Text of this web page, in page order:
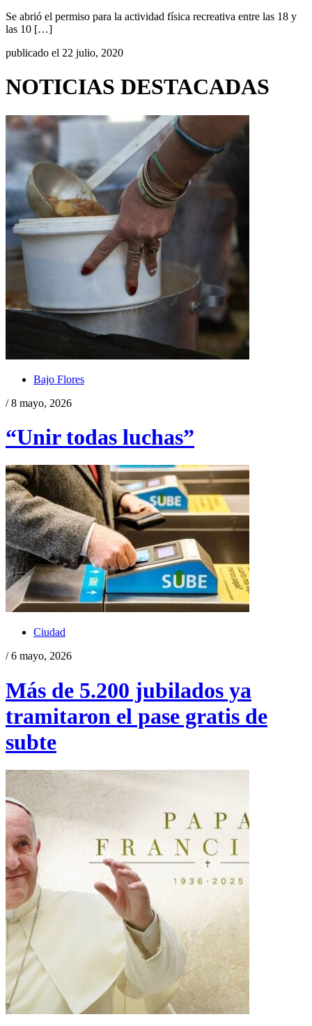
Se abrió el permiso para la actividad física recreativa entre las 18 y
las 10 […]
publicado el 22 julio, 2020
NOTICIAS DESTACADAS
Bajo Flores
/ 8 mayo, 2026
“Unir todas luchas”
Ciudad
/ 6 mayo, 2026
Más de 5.200 jubilados ya
tramitaron el pase gratis de
subte